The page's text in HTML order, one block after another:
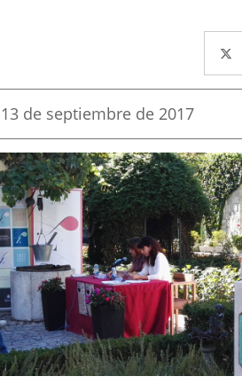
a
Fecha
la
noticia
13 de septiembre de 2017